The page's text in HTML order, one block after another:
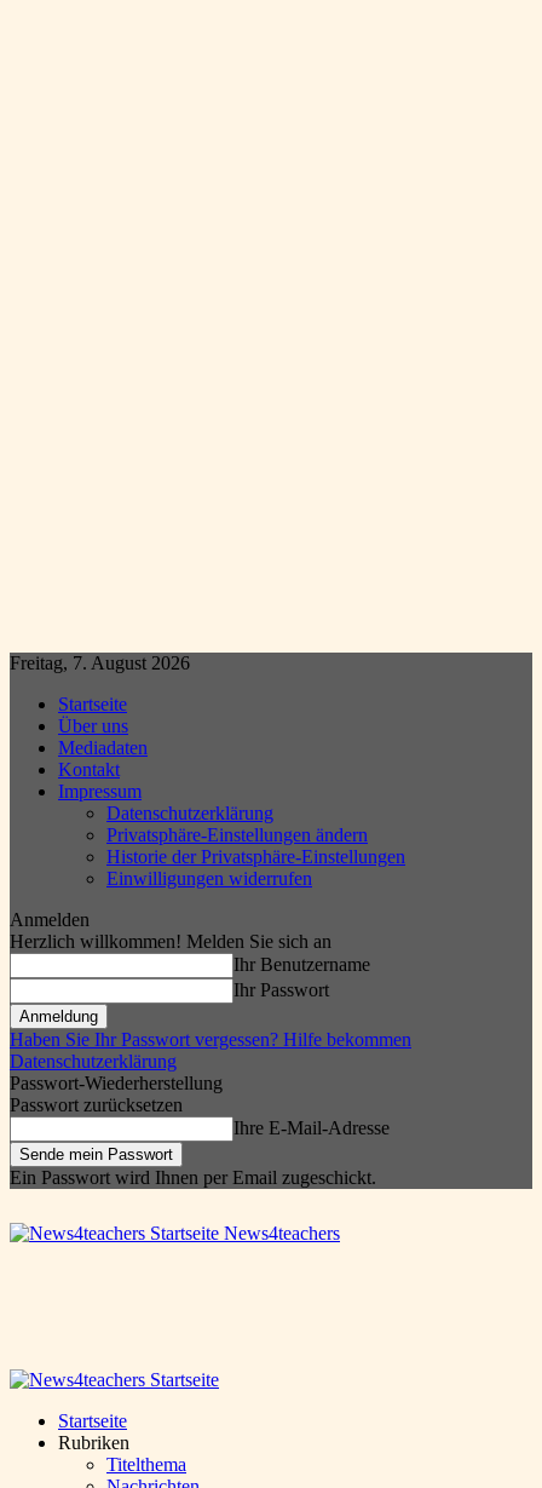
Freitag, 7. August 2026
Startseite
Über uns
Mediadaten
Kontakt
Impressum
Datenschutzerklärung
Privatsphäre-Einstellungen ändern
Historie der Privatsphäre-Einstellungen
Einwilligungen widerrufen
Anmelden
Herzlich willkommen! Melden Sie sich an
Ihr Benutzername
Ihr Passwort
Haben Sie Ihr Passwort vergessen? Hilfe bekommen
Datenschutzerklärung
Passwort-Wiederherstellung
Passwort zurücksetzen
Ihre E-Mail-Adresse
Ein Passwort wird Ihnen per Email zugeschickt.
News4teachers
Startseite
Rubriken
Titelthema